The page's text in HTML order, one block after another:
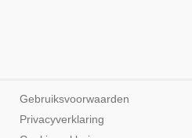
Gebruiksvoorwaarden
Privacyverklaring